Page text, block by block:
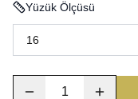
Yüzük Ölçüsü
1